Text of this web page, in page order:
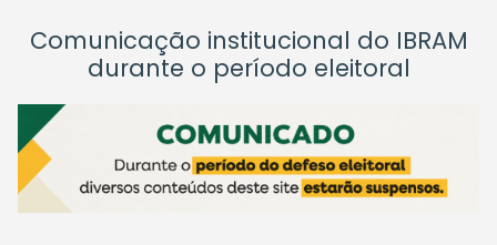
Comunicação institucional do IBRAM
durante o período eleitoral